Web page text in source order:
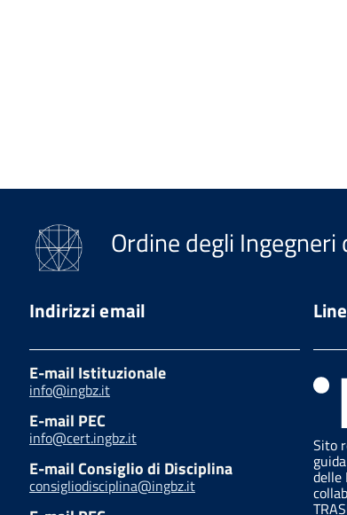
Ordine degli
Indirizzi email
E-mail Istituzionale
info@ingbz.it
E-mail PEC
info@cert.ingbz.it
E-mail Consiglio di Disciplina
consigliodisciplina@ingbz.it
Sito
delle